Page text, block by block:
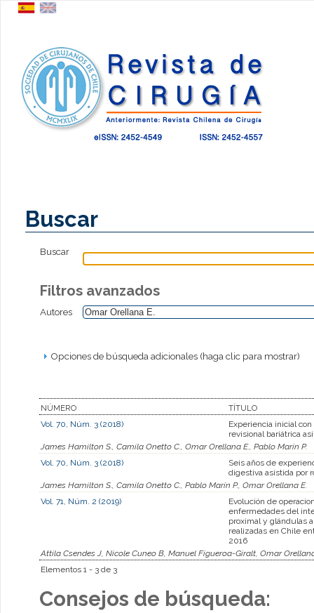
Buscar
Buscar
Filtros avanzados
Autores
Opciones de búsqueda adicionales (haga clic para mostrar)
NÚMERO
TÍTULO
Vol. 70, Núm. 3 (2018)
Experiencia inicial
revisional bariátrica
James Hamilton S., Camila Onetto C., Omar Orellana E., Pablo Marín P.
Vol. 70, Núm. 3 (2018)
Seis años de
digestiva asistida por
James Hamilton S., Camila Onetto C., Pablo Marín P., Omar Orellana E.
Vol. 71, Núm. 2 (2019)
Evolución de
enfermedades del
proximal y glándulas
realizadas en Chile
2016
Attila Csendes J, Nicole Cuneo B, Manuel Figueroa-Giralt, Omar
Elementos 1 - 3 de 3
Consejos de búsqueda: